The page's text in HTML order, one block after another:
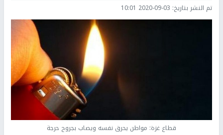
تم النشر بتاريخ: 2020-09-03 10:01
قطاع غزة: مواطن يحرق نفسه ويصاب بجروح حرجة